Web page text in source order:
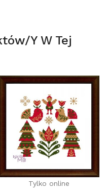
y W Tej
Tylko online